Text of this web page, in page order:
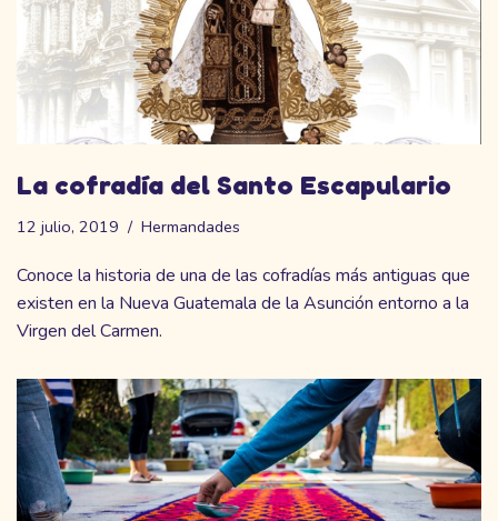
La cofradía del Santo Escapulario
12 julio, 2019 Hermandades
Conoce la historia de una de las cofradías más antiguas que
existen en la Nueva Guatemala de la Asunción entorno a la
Virgen del Carmen.